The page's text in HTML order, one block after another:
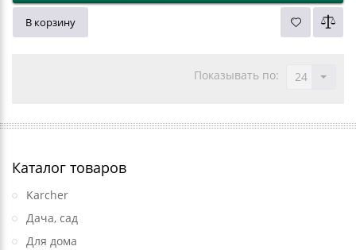
В корзину
Показывать по: 24
Каталог товаров
Karcher
Дача, сад
Для дома